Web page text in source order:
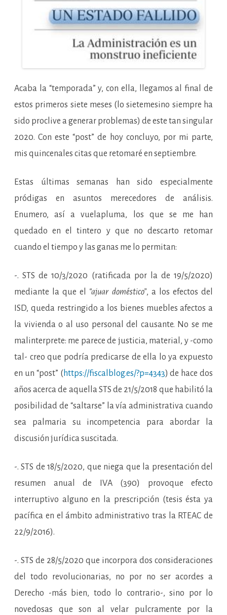
Acaba la “temporada” y, con ella, llegamos al final de
estos primeros siete meses (lo sietemesino siempre ha
sido proclive a generar problemas) de este tan singular
2020. Con este “post” de hoy concluyo, por mi parte,
mis quincenales citas que retomaré en septiembre.
Estas últimas semanas han sido especialmente
pródigas en asuntos merecedores de análisis.
Enumero, así a vuelapluma, los que se me han
quedado en el tintero y que no descarto retomar
cuando el tiempo y las ganas me lo permitan:
-. STS de 10/3/2020 (ratificada por la de 19/5/2020)
mediante la que el “ajuar doméstico”, a los efectos del
ISD, queda restringido a los bienes muebles afectos a
la vivienda o al uso personal del causante. No se me
malinterprete: me parece de justicia, material, y -como
tal- creo que podría predicarse de ella lo ya expuesto
en un “post” ( https://fiscalblog.es/?p=4343) de hace dos
años acerca de aquella STS de 21/5/2018 que habilitó la
posibilidad de “saltarse” la vía administrativa cuando
sea palmaria su incompetencia para abordar la
discusión jurídica suscitada.
-. STS de 18/5/2020, que niega que la presentación del
resumen anual de IVA (390) provoque efecto
interruptivo alguno en la prescripción (tesis ésta ya
pacífica en el ámbito administrativo tras la RTEAC de
22/9/2016).
-. STS de 28/5/2020 que incorpora dos consideraciones
del todo revolucionarias, no por no ser acordes a
Derecho -más bien, todo lo contrario-, sino por lo
novedosas que son al velar pulcramente por la